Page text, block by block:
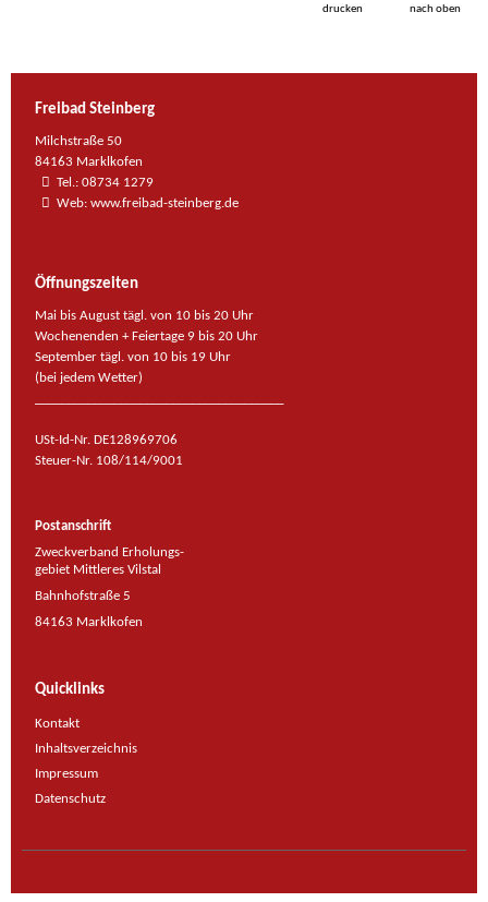
drucken nach oben
Freibad Steinberg
Milchstraße 50
84163 Marklkofen
Tel.:08734 1279
Web: www.freibad-steinberg.de
Öffnungszeiten
Mai bis August tägl. von 10 bis 20 Uhr
Wochenenden + Feiertage 9 bis 20 Uhr
September tägl. von 10 bis 19 Uhr
(bei jedem Wetter)
USt-Id-Nr. DE128969706
Steuer-Nr. 108/114/9001
Postanschrift
Zweckverband Erholungs-
gebiet Mittleres Vilstal
Bahnhofstraße 5
84163 Marklkofen
Quicklinks
Kontakt
Inhaltsverzeichnis
Impressum
Datenschutz